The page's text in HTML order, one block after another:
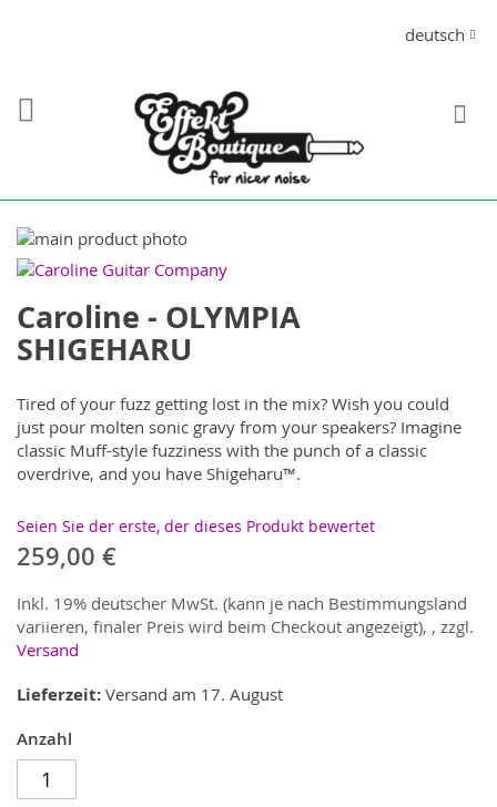
Sprache
deutsch
Caroline - OLYMPIA
SHIGEHARU
Tired of your fuzz getting lost in the mix? Wish you could
just pour molten sonic gravy from your speakers? Imagine
classic Muff-style fuzziness with the punch of a classic
overdrive, and you have Shigeharu™.
Seien Sie der erste, der dieses Produkt bewertet
259,00 €
Inkl. 19% deutscher MwSt. (kann je nach Bestimmungsland
variieren, finaler Preis wird beim Checkout angezeigt), , zzgl.
Versand
Lieferzeit Versand am 17. August
Anzahl
Zum
Ende
Bildergalerie
springen
Zum
der
Bildergalerie
springen